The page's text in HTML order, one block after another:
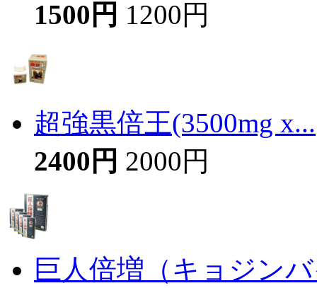
1500円 1200円
超強黒倍王(3500mg x...
2400円 2000円
巨人倍増（キョジン